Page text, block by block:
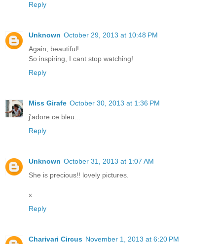
Reply
Unknown October 29, 2013 at 10:48 PM
Again, beautiful!
So inspiring, I cant stop watching!
Reply
Miss Girafe October 30, 2013 at 1:36 PM
j'adore ce bleu...
Reply
Unknown October 31, 2013 at 1:07 AM
She is precious!! lovely pictures.
x
Reply
Charivari Circus November 1, 2013 at 6:20 PM